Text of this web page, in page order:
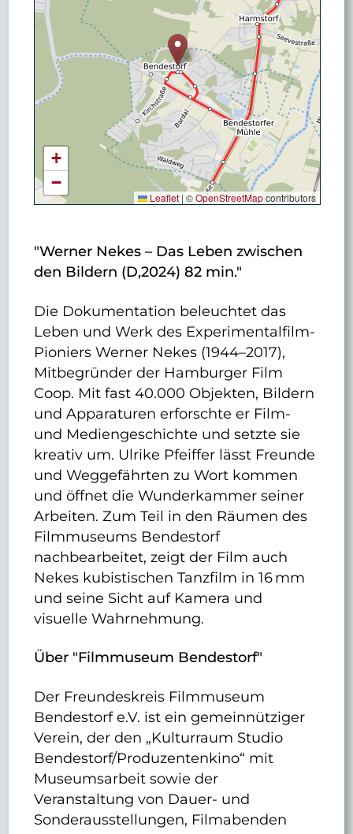
+
−
Leaflet | ©OpenStreetMapcontributors
"Werner Nekes – Das Leben zwischen
den Bildern (D,2024) 82 min."
Die Dokumentation beleuchtet das
Leben und Werk des Experimentalfilm-
Pioniers Werner Nekes (1944–2017),
Mitbegründer der Hamburger Film
Coop. Mit fast 40.000 Objekten, Bildern
und Apparaturen erforschte er Film-
und Mediengeschichte und setzte sie
kreativ um. Ulrike Pfeiffer lässt Freunde
und Weggefährten zu Wort kommen
und öffnet die Wunderkammer seiner
Arbeiten. Zum Teil in den Räumen des
Filmmuseums Bendestorf
nachbearbeitet, zeigt der Film auch
Nekes kubistischen Tanzfilm in 16 mm
und seine Sicht auf Kamera und
visuelle Wahrnehmung.
Über "Filmmuseum Bendestorf"
Der Freundeskreis Filmmuseum
Bendestorf e.V. ist ein gemeinnütziger
Verein, der den „Kulturraum Studio
Bendestorf/Produzentenkino“ mit
Museumsarbeit sowie der
Veranstaltung von Dauer- und
Sonderausstellungen, Filmabenden